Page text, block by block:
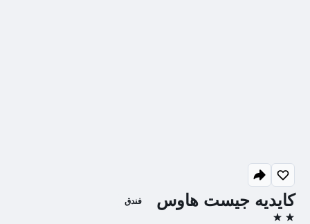
كايديه جيست هاوس فندق